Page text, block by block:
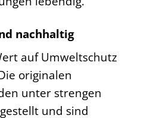
nachhaltig
auf Umweltschutz
originalen
unter strengen
und sind